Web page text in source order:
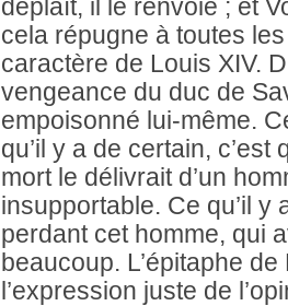
déplaît, il le renvoie ; et
cela répugne à toutes
caractère de Louis XIV.
vengeance du duc de
empoisonné lui-même.
qu’il y a de certain,
mort le délivrait d’un
insupportable. Ce qu’il y
perdant cet homme, qui
beaucoup. L’épitaphe
l’expression juste de